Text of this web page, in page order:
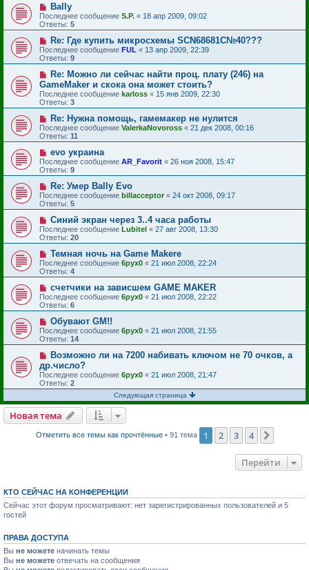
Bally
Последнее сообщение S.P. « 18 апр 2009, 09:02
Ответы: 5
Re: Где купить микросхемы SCN68681C№40???
Последнее сообщение FUL « 13 апр 2009, 22:39
Ответы: 9
Re: Можно ли сейчас найти проц. плату (246) на
GameMaker и скока она может стоить?
Последнее сообщение karloss « 15 янв 2009, 22:30
Ответы: 3
Re: Нужна помощь, гамемакер не нулится
Последнее сообщение ValerkaNovoross « 21 дек 2008, 00:16
Ответы: 11
evo украина
Последнее сообщение AR_Favorit « 26 ноя 2008, 15:47
Ответы: 9
Re: Умер Bally Evo
Последнее сообщение billacceptor « 24 окт 2008, 09:17
Ответы: 5
Синий экран через 3..4 часа работы
Последнее сообщение Lubitel « 27 авг 2008, 13:30
Ответы: 20
Темная ночь на Game Makere
Последнее сообщение 6pyx0 « 21 июл 2008, 22:24
Ответы: 4
счетчики на зависшем GAME MAKER
Последнее сообщение 6pyx0 « 21 июл 2008, 22:22
Ответы: 6
Обувают GM!!
Последнее сообщение 6pyx0 « 21 июл 2008, 21:55
Ответы: 14
Возможно ли на 7200 набивать ключом не 70 очков, а
др.число?
Последнее сообщение 6pyx0 « 21 июл 2008, 21:47
Ответы: 2
Следующая страница
Новая тема
Отметить все темы как прочтённые• 91 тема 1 2 3 4
Перейти
КТО СЕЙЧАС НА КОНФЕРЕНЦИИ
Сейчас этот форум просматривают: нет зарегистрированных пользователей и 5
гостей
ПРАВА ДОСТУПА
Вы не можете начинать темы
Вы не можете отвечать на сообщения